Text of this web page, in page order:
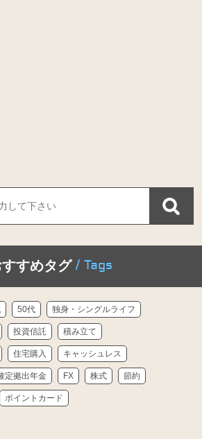
すめタグ/ Tags
50代 独身・シングルライフ
投資信託 積み立て
住宅購入 キャッシュレス
定拠出年金 FX 株式 節約
ポイントカード